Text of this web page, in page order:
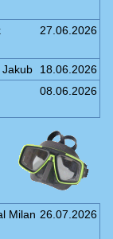
27.06.2026
Jakub 18.06.2026
08.06.2026
Milan 26.07.2026